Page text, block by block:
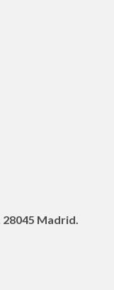
28045 Madrid.